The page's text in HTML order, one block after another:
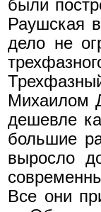
были
Раушская
дело не
Михаилом
дешевле
большие
выросло
Все они